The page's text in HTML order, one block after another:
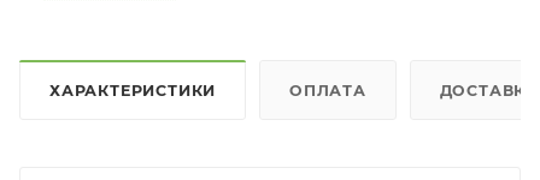
ХАРАКТЕРИСТИКИ ОПЛАТА ДОСТАВКА